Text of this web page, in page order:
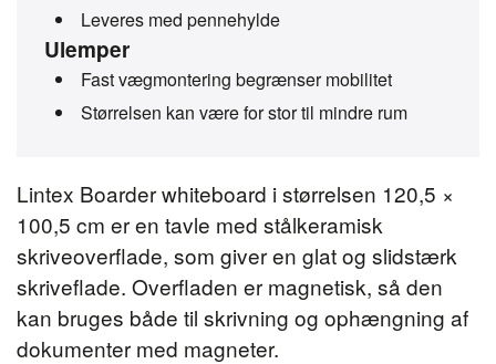
Lintex Boarder whiteboard i størrelsen 120,5 ×
100,5 cm er en tavle med stålkeramisk
skriveoverflade, som giver en glat og slidstærk
skriveflade. Overfladen er magnetisk, så den
kan bruges både til skrivning og ophængning af
dokumenter med magneter.
Leveres med pennehylde
Ulemper
Fast vægmontering begrænser mobilitet
Størrelsen kan være for stor til mindre rum